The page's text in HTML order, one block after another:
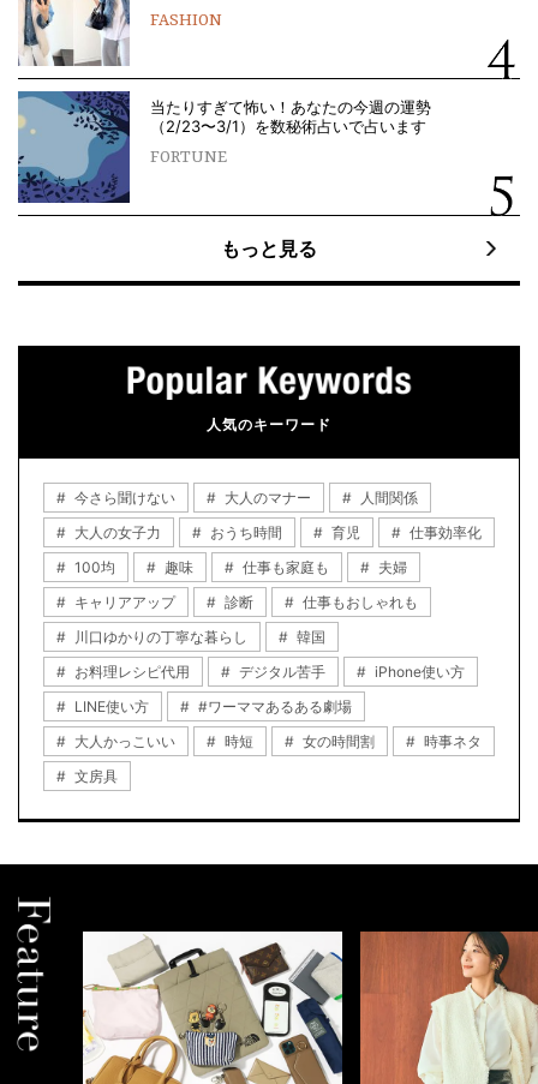
FASHION
当たりすぎて怖い！あなたの今週の運勢
（2/23〜3/1）を数秘術占いで占います
FORTUNE
もっと見る
人気のキーワード
今さら聞けない 大人のマナー
人間関係
大人の女子力
おうち時間 育児
仕事効率化
100均
趣味 仕事も家庭も
夫婦
キャリアアップ
診断
仕事もおしゃれも
川口ゆかりの丁寧な暮らし
韓国
お料理レシピ代用
デジタル苦手
iPhone使い方
LINE使い方
#ワーママあるある劇場
大人かっこいい
時短 女の時間割
時事ネタ
文房具